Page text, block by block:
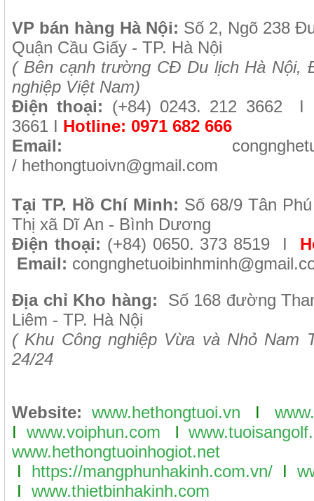
VP bán hàng Hà Nội: Số 2, Ngõ 238
Quận Cầu Giấy - TP. Hà Nội
( Bên cạnh trường CĐ Du lịch Hà Nội,
nghiệp Việt Nam)
Điện thoại: (+84) 0243. 212 3662 I
3661 I Hotline: 0971 682 666
Email:
/ hethongtuoivn@gmail.com
Tại TP. Hồ Chí Minh: Số 68/9 Tân
Thị xã Dĩ An - Bình Dương
Điện thoại: (+84) 0650. 373 8519 I
Email:
Địa chỉ Kho hàng: Số 168 đường
Liêm - TP. Hà Nội
( Khu Công nghiệp Vừa và Nhỏ Nam
24/24
Website: www.hethongtuoi.vn I
I www.voiphun.com l www.tuoisangolf.
www.hethongtuoinhogiot.net
I
https://mangphunhakinh.com.vn/ I
I www.thietbinhakinh.com